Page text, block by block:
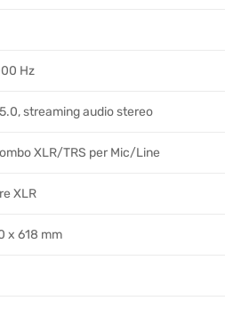
Hz
streaming audio stereo
XLR/TRS per Mic/Line
XLR
x 618 mm